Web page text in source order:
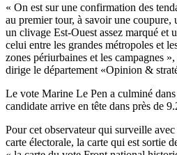
« On est sur une confirmation des
au premier tour, à savoir une coupure,
un clivage Est-Ouest assez marqué et
celui entre les grandes métropoles et
zones périurbaines et les campagnes
dirige le département «Opinion &
Le vote Marine Le Pen a culminé
candidate arrive en tête dans près de
Pour cet observateur qui surveille
carte électorale, la carte qui est sortie